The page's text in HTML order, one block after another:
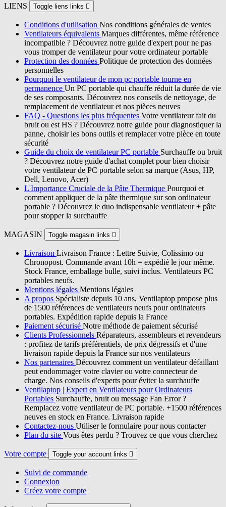
LIENS Toggle liens links 
Conditions d'utilisation Nos conditions générales de ventes
Ventilateurs équivalents Marques différentes, même référence
incompatible ? Découvrez notre guide d'expert pour ne pas
vous tromper de ventilateur pour votre ordinateur portable
Protection des données Politique de protection des données
personnelles
Pourquoi le ventilateur de mon pc portable tourne en
permanence Un PC portable qui chauffe réduit la durée de vie
de ses composants. Découvrez nos conseils de nettoyage, de
remplacement de ventilateur et nos pièces neuves
FAQ - Questions les plus fréquentes Votre ventilateur fait du
bruit ou est HS ? Découvrez notre guide pour diagnostiquer la
panne, choisir les bons outils et remplacer votre pièce en toute
sécurité
Guide du choix de ventilateur PC portable Surchauffe ou bruit
? Découvrez notre guide d'achat complet pour bien choisir
votre ventilateur de PC portable selon sa marque (Asus, HP,
Dell, Lenovo, Acer)
L'Importance Cruciale de la Pâte Thermique Pourquoi et
comment appliquer de la pâte thermique sur son ordinateur
portable ? Découvrez le duo indispensable ventilateur + pâte
pour stopper la surchauffe
MAGASIN Toggle magasin links 
Livraison Livraison France : Lettre Suivie, Colissimo ou
Chronopost. Commande avant 10h = expédié le jour même.
Stock France, emballage bulle, suivi inclus. Ventilateurs PC
portables neufs.
Mentions légales Mentions légales
A propos Spécialiste depuis 10 ans, Ventilaptop propose plus
de 1500 références de ventilateurs neufs pour ordinateurs
portables. Expédition rapide depuis la France
Paiement sécurisé Notre méthode de paiement sécurisé
Clients Professionnels Réparateurs, assembleurs et revendeurs
: profitez de tarifs préférentiels, de prix dégressifs et d'une
livraison rapide depuis la France sur nos ventilateurs
Nos partenaires Découvrez comment un ventilateur défaillant
peut endommager votre clavier ou votre connecteur de
charge. Nos conseils d'experts pour éviter la surchauffe
Ventilaptop | Expert en Ventilateurs pour Ordinateurs
Portables Surchauffe, bruit ou message Fan Error ?
Remplacez votre ventilateur de PC portable. +1500 références
neuves en stock en France. Livraison rapide
Contactez-nous Utiliser le formulaire pour nous contacter
Plan du site Vous êtes perdu ? Trouvez ce que vous cherchez
Votre compte Toggle your account links 
Suivi de commande
Connexion
Créez votre compte